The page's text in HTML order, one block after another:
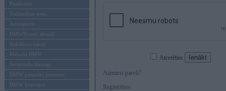
Pasākumi
Vadāmības tests
Autosports
BMWPower aktuāli
Reklāmas raksti
Mēneša BMW
Sērijveida tūnings
BMW pasaules jaunumi
BMW koncepti
Atcerēties
Aizmirsi paroli?
Reģistrēties